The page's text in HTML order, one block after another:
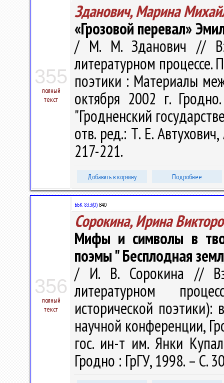
355
полный
текст
Зданович, Марина
«Грозовой перевал»
/ М. М. Зданович //
литературном процессе.
поэтики : Материалы
октября 2002 г.
"Гродненский
отв. ред.: Т. Е.
217-221.
Добавить в корзину Подробнее
356
полный
текст
ББК 83.3(0) В40
Сорокина, Ирина
Мифы и символы в
поэмы " Бесплодная
/ И. В. Сорокина //
литературном
исторической
научной конференции,
гос. ин-т им. Янки
Гродно : ГрГУ, 1998. – С.